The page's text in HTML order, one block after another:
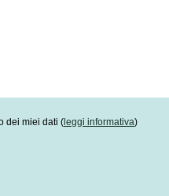
dei miei dati ( leggi informativa)